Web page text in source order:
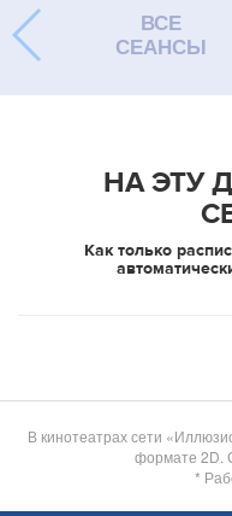
ВСЕ
СЕАНСЫ
НА ЭТУ
Как только
В кинотеатрах сети
формате 2D.
*